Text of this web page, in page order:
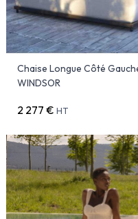
Chaise Longue Côté
WINDSOR
2 277 € HT